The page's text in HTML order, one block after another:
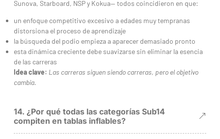
Sunova, Starboard, NSP y Kokua— todos coincidieron en que:
un enfoque competitivo excesivo a edades muy tempranas
distorsiona el proceso de aprendizaje
la búsqueda del podio empieza a aparecer demasiado pronto
esta dinámica creciente debe suavizarse sin eliminar la esencia
de las carreras
Idea clave: Las carreras siguen siendo carreras, pero el objetivo
cambia.
14. ¿Por qué todas las categorías Sub14
compiten en tablas inflables?